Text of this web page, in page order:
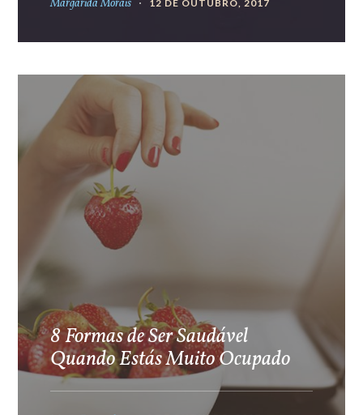
Margarida Morais 12 DE OUTUBRO, 2017
8 Formas de Ser Saudável
Quando Estás Muito Ocupado